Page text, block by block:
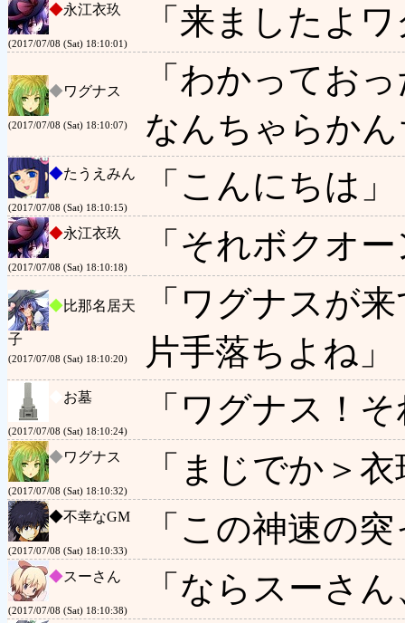
◆永江衣玖
(2017/07/08 (Sat) 18:10:01)
「来ましたよ
◆ワグナス
(2017/07/08 (Sat) 18:10:07)
「わかってお
なんちゃらか
◆たうえみん
(2017/07/08 (Sat) 18:10:15)
「こんにちは」
◆永江衣玖
(2017/07/08 (Sat) 18:10:18)
「それボクオ
◆比那名居天
子
(2017/07/08 (Sat) 18:10:20)
「ワグナスが
片手落ちよね」
お墓
(2017/07/08 (Sat) 18:10:24)
「ワグナス！
◆ワグナス
(2017/07/08 (Sat) 18:10:32)
「まじでか＞
◆不幸なGM
(2017/07/08 (Sat) 18:10:33)
「この神速の
◆スーさん
(2017/07/08 (Sat) 18:10:38)
「ならスーさ